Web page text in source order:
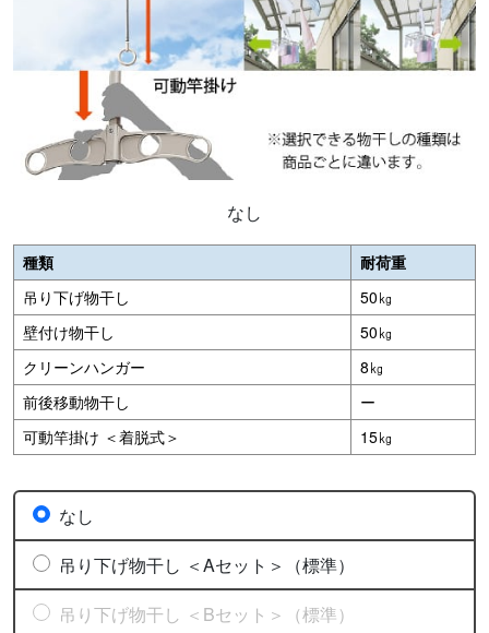
なし
種類
耐荷重
吊り下げ物干し
50㎏
壁付け物干し
50㎏
クリーンハンガー
8㎏
前後移動物干し
ー
可動竿掛け ＜着脱式＞
15㎏
なし
吊り下げ物干し ＜Aセット＞（標準）
吊り下げ物干し ＜Bセット＞（標準）